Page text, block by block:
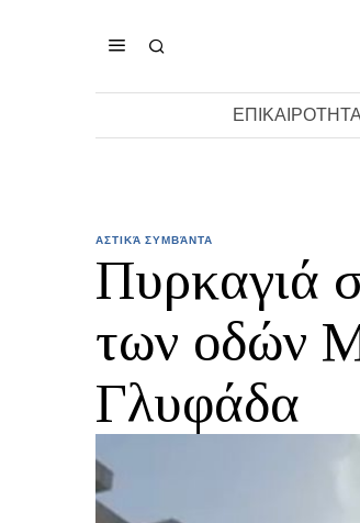
ΕΠΙΚΑΙΡΟΤΗΤΑ
ΑΣΤΙΚΆ ΣΥΜΒΆΝΤΑ
Πυρκαγιά
των οδών
Γλυφάδα